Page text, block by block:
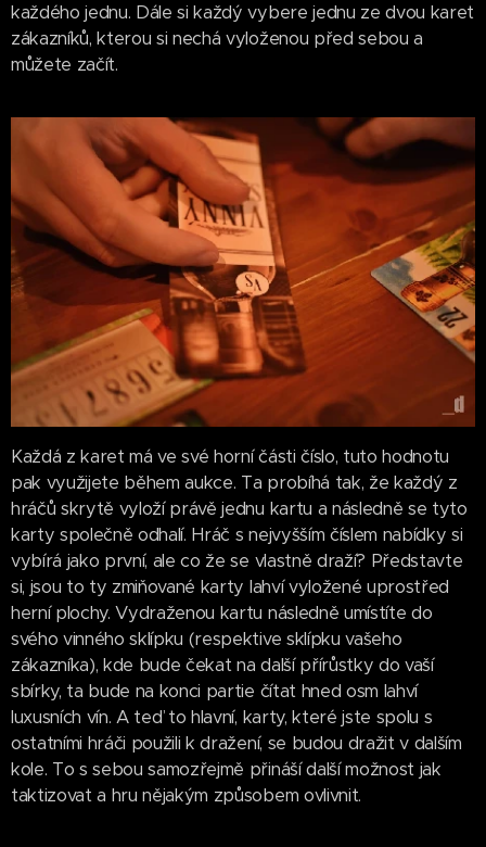
každého jednu. Dále si každý vybere jednu ze dvou karet
zákazníků, kterou si nechá vyloženou před sebou a
můžete začít.
Každá z karet má ve své horní části číslo, tuto hodnotu
pak využijete během aukce. Ta probíhá tak, že každý z
hráčů skrytě vyloží právě jednu kartu a následně se tyto
karty společně odhalí. Hráč s nejvyšším číslem nabídky si
vybírá jako první, ale co že se vlastně draží? Představte
si, jsou to ty zmiňované karty lahví vyložené uprostřed
herní plochy. Vydraženou kartu následně umístíte do
svého vinného sklípku (respektive sklípku vašeho
zákazníka), kde bude čekat na další přírůstky do vaší
sbírky, ta bude na konci partie čítat hned osm lahví
luxusních vín. A teď to hlavní, karty, které jste spolu s
ostatními hráči použili k dražení, se budou dražit v dalším
kole. To s sebou samozřejmě přináší další možnost jak
taktizovat a hru nějakým způsobem ovlivnit.